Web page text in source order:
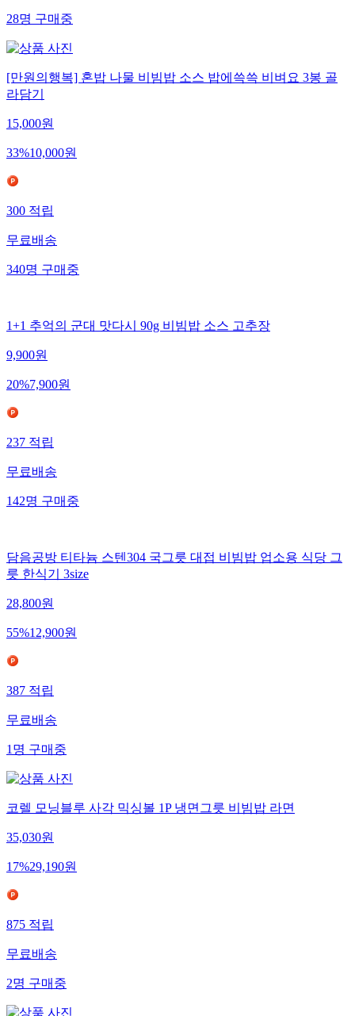
28명구매중
[만원의행복] 혼밥 나물 비빔밥 소스 밥에쓱쓱 비벼요 3봉 골
라담기
15,000원
33%10,000원
300적립
무료배송
340명구매중
1+1 추억의 군대 맛다시 90g 비빔밥 소스 고추장
9,900원
20%7,900원
237적립
무료배송
142명구매중
담음공방 티타늄 스텐304 국그릇 대접 비빔밥 업소용 식당 그
릇 한식기 3size
28,800원
55%12,900원
387적립
무료배송
1명구매중
코렐 모닝블루 사각 믹싱볼 1P 냉면그릇 비빔밥 라면
35,030원
17%29,190원
875적립
무료배송
2명구매중